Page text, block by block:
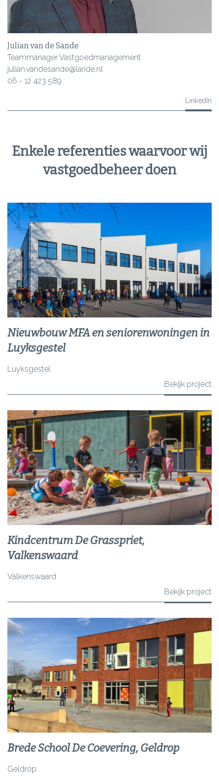
Julian van de Sande
Teammanager Vastgoedmanagement
julian.vandesande@laride.nl
06 - 12 423 589
LinkedIn
Enkele referenties waarvoor wij
vastgoedbeheer doen
Nieuwbouw MFA en seniorenwoningen in
Luyksgestel
Luyksgestel
Bekijk project
Kindcentrum De Grasspriet,
Valkenswaard
Valkenswaard
Bekijk project
Brede School De Coevering, Geldrop
Geldrop